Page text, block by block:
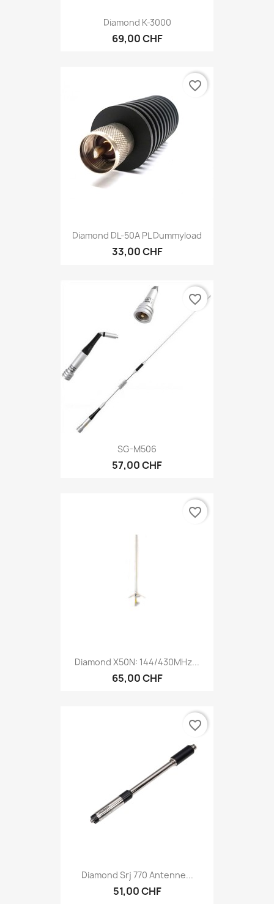
Diamond K-3000
69,00 CHF
Diamond DL-50A PL Dummyload
33,00 CHF
favorite_border
SG-M506
57,00 CHF
favorite_border
Diamond X50N: 144/430MHz...
65,00 CHF
favorite_border
Diamond Srj 770 Antenne...
51,00 CHF
favorite_border